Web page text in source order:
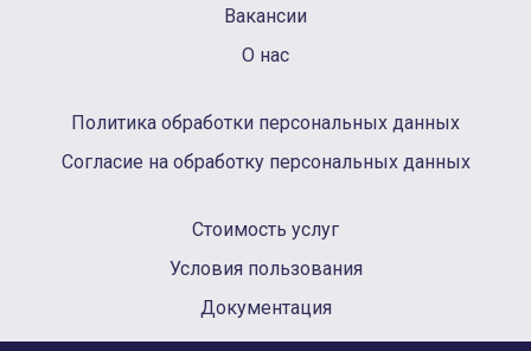
Вакансии
О нас
Политика обработки персональных данных
Согласие на обработку персональных данных
Стоимость услуг
Условия пользования
Документация